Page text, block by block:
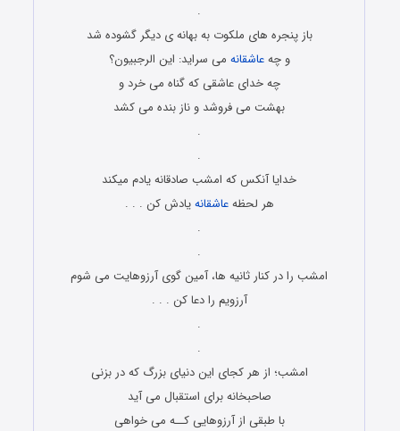
.
باز پنجره های ملکوت به بهانه ی دیگر گشوده شد
و چهعاشقانه می سراید: این الرجبیون؟
چه خدای عاشقی که گناه می خرد و
بهشت می فروشد و ناز بنده می کشد
.
.
خدایا آنکس که امشب صادقانه یادم میکند
هر لحظهعاشقانهیادش کن . . .
.
.
امشب را در کنار ثانیه ها، آمین گوی آرزوهایت می شوم
آرزویم را دعا کن . . .
.
.
امشب؛ از هر کجای این دنیای بزرگ که در بزنی
صاحبخانه برای استقبال می آید
با طبقی از آرزوهایی کــه می خواهی